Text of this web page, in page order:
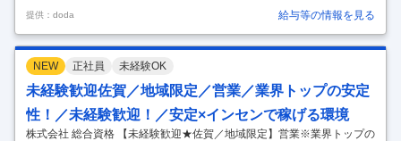
幌】資格講座の生徒募集 ◎業界トップシェア◆週休2日制／残業少なめ
【具体的な仕事内容】 【知名度・実績抜群×建築業界★必須資格の取得
講座で顧客ニーズインセン＋固定給で【稼ぐ＋安定】を両立／新卒3年
目平均年収626 万円／脱年功序列！で早期キャリアアップ可能】 ■業務
の概要 全国で展開するライセンススクール「総合資格学院」の生徒募集
に加え、新規顧客の開拓業務として建設・不動産業界企業、関連団体、
自治体や建築系の大学・専門学校に対して各種ガイダンス・セミナーを
提案…
提供：doda 給与等の情報を見る
NEW 正社員 未経験OK
未経験歓迎佐賀／地域限定／営業／業界トップの安定
性！／未経験歓迎！／安定×インセンで稼げる環境
株式会社 総合資格 【未経験歓迎★佐賀／地域限定】営業※業界トップの